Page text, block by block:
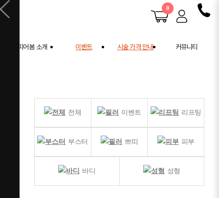
0
피어봄 소개 이벤트 시술 가격 안내 커뮤니티
전체
이벤트 리프팅
부스터 쁘띠 피부
바디 성형